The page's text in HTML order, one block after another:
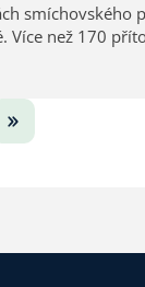
smíchovského